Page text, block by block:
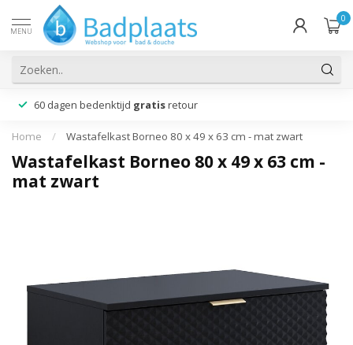
MENU
0
60 dagen bedenktijd gratis retour
Home / Wastafelkast Borneo 80 x 49 x 63 cm - mat zwart
Wastafelkast Borneo 80 x 49 x 63 cm -
mat zwart